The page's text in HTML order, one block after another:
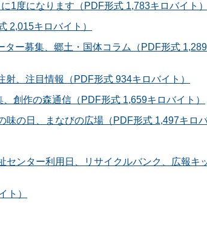
度になります（PDF形式 1,783キロバイト）
キロバイト）
ー募集、郷土・国体コラム（PDF形式
、注目情報（PDF形式 934キロバイト）
創作の森通信（PDF形式 1,659キロバイト）
の日、まなびの広場（PDF形式 1,497キロバ
ンター利用日、リサイクルバンク、広報キ
ト）